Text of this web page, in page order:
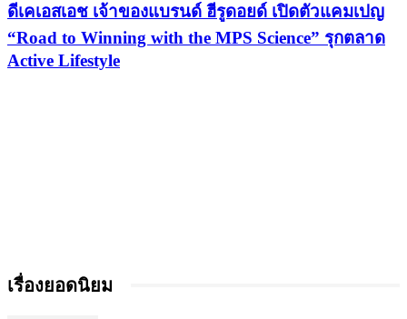
ดีเคเอสเอช เจ้าของแบรนด์ ฮีรูดอยด์ เปิดตัวแคมเปญ
“Road to Winning with the MPS Science” รุกตลาด
Active Lifestyle
เรื่องยอดนิยม